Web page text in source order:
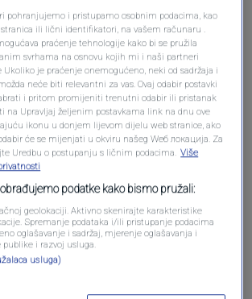
Oglas
pohranjujemo i pristupamo osobnim podacima, kao
ili lični identifikatori, na vašem računaru .
praćenje tehnologije kako bi se pružila
svrhama na osnovu kojih mi i naši partneri
Ukoliko je praćenje onemogućeno, neki od sadržaja i
neće biti relevantni za vas. Ovaj odabir postavki
i pritom promijeniti trenutni odabir ili pristanak
na Upravljaj željenim postavkama link na dnu ove
ikonu u donjem lijevom dijelu web stranice, ako
će se mijenjati u okviru našeg Wеб локација. Za
Uredbu o postupanju s ličnim podacima. Više
podatke kako bismo pružali:
geolokaciji. Aktivno skenirajte karakteristike
Spremanje podataka i/ili pristupanje podacima
oglašavanje i sadržaj, mjerenje oglašavanja i
publike i razvoj usluga.
usluga)